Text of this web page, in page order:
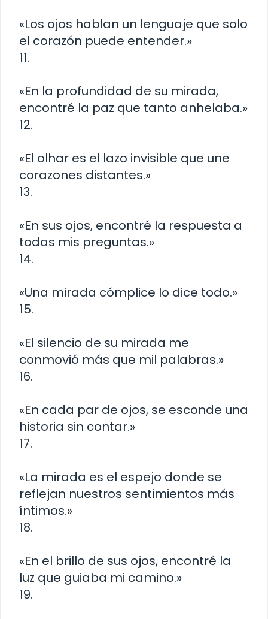
«Los ojos hablan un lenguaje que solo
el corazón puede entender.»
11.
«En la profundidad de su mirada,
encontré la paz que tanto anhelaba.»
12.
«El olhar es el lazo invisible que une
corazones distantes.»
13.
«En sus ojos, encontré la respuesta a
todas mis preguntas.»
14.
«Una mirada cómplice lo dice todo.»
15.
«El silencio de su mirada me
conmovió más que mil palabras.»
16.
«En cada par de ojos, se esconde una
historia sin contar.»
17.
«La mirada es el espejo donde se
reflejan nuestros sentimientos más
íntimos.»
18.
«En el brillo de sus ojos, encontré la
luz que guiaba mi camino.»
19.